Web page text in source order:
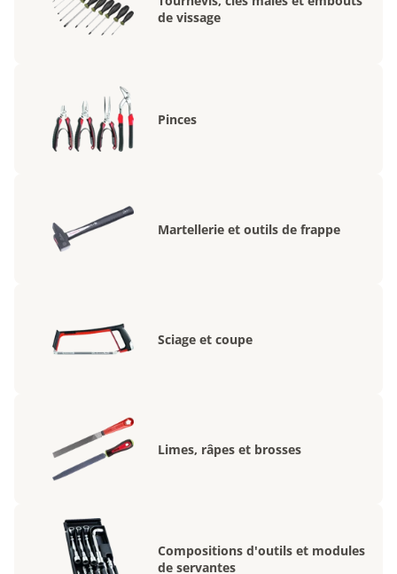
de vissage
Pinces
Martellerie et outils de frappe
Sciage et coupe
Limes, râpes et brosses
Compositions d'outils et modules
de servantes